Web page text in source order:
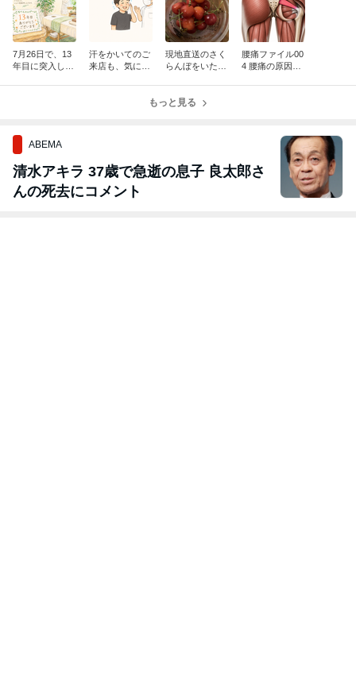
7月26日で、13
年目に突入しま
汗をかいてのご
来店も、気にし
現地直送のさく
らんぼをいただ
腰痛ファイル00
4 腰痛の原因が
もっと見る
ABEMA
清水アキラ 37歳で急逝の息子 良太郎さ
んの死去にコメント